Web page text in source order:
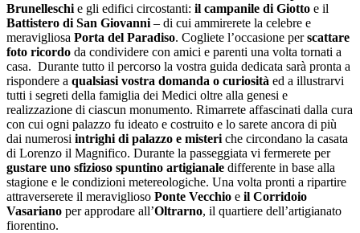
Brunelleschi e gli edifici circostanti: il campanile di Giotto e il
Battistero di San Giovanni – di cui ammirerete la celebre e
meravigliosa Porta del Paradiso. Cogliete l’occasione perscattare
foto ricordo da condividere con amici e parenti una volta tornati a
casa. Durante tutto il percorso la vostra guida dedicata sarà pronta a
rispondere a qualsiasi vostra domanda o curiosità ed a illustrarvi
tutti i segreti della famiglia dei Medici oltre alla genesi e
realizzazione di ciascun monumento. Rimarrete affascinati dalla cura
con cui ogni palazzo fu ideato e costruito e lo sarete ancora di più
dai numerosi intrighi di palazzo e misteri che circondano la casata
di Lorenzo il Magnifico. Durante la passeggiata vi fermerete per
gustare uno sfizioso spuntino artigianale differente in base alla
stagione e le condizioni metereologiche. Una volta pronti a ripartire
attraverserete il meraviglioso Ponte Vecchio e il Corridoio
Vasariano per approdare all’Oltrarno, il quartiere dell’artigianato
fiorentino.